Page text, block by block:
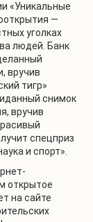
«Уникальные
—
уголках
людей. Банк
вручив
тигр»
снимок
вручив
спецприз
и спорт».
открытое
на сайте